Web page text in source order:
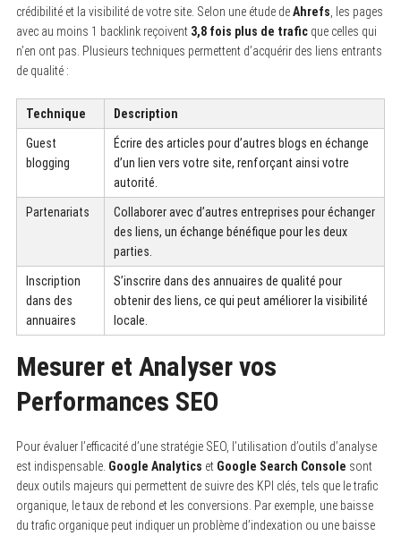
crédibilité et la visibilité de votre site. Selon une étude deAhrefs , les pages
avec au moins 1 backlink reçoivent 3,8 fois plus de traficque celles qui
n’en ont pas. Plusieurs techniques permettent d’acquérir des liens entrants
de qualité :
Technique Description
Guest
blogging
Écrire des articles pour d’autres blogs en échange
d’un lien vers votre site, renforçant ainsi votre
autorité.
Partenariats
Collaborer avec d’autres entreprises pour échanger
des liens, un échange bénéfique pour les deux
parties.
Inscription
dans des
annuaires
S’inscrire dans des annuaires de qualité pour
obtenir des liens, ce qui peut améliorer la visibilité
locale.
Mesurer et Analyser vos
Performances SEO
Pour évaluer l’efficacité d’une stratégie SEO, l’utilisation d’outils d’analyse
est indispensable. Google Analytics et Google Search Console sont
deux outils majeurs qui permettent de suivre des KPI clés, tels que le trafic
organique, le taux de rebond et les conversions. Par exemple, une baisse
du trafic organique peut indiquer un problème d’indexation ou une baisse